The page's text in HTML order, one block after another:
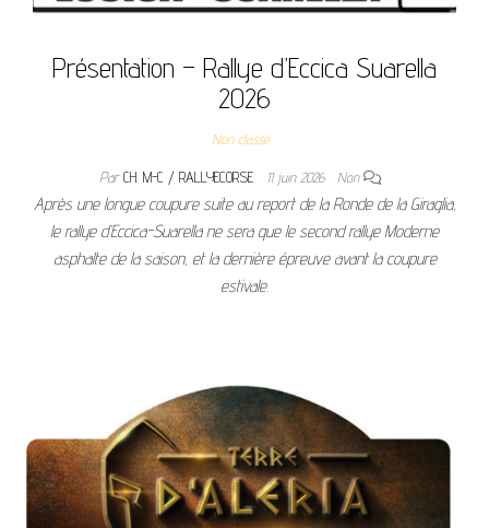
Présentation – Rallye d’Eccica Suarella
2026
Non classé
ParCH. M-C / RALLYECORSE 11 juin 2026 Non
Après une longue coupure suite au report de la Ronde de la Giraglia,
le rallye d’Eccica-Suarella ne sera que le second rallye Moderne
asphalte de la saison, et la dernière épreuve avant la coupure
estivale.